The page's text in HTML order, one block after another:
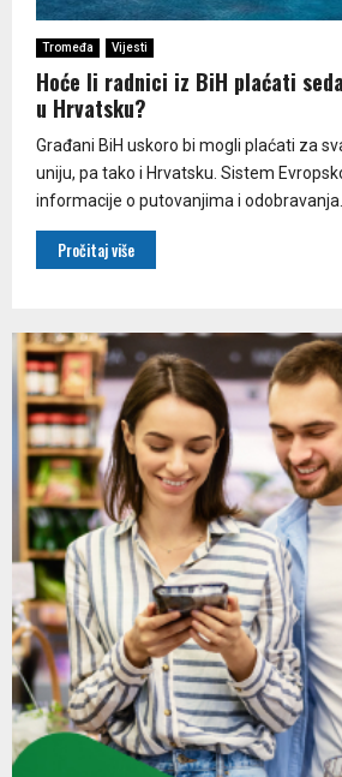
Tromeđa Vijesti
Hoće li radnici iz BiH plaćati
u Hrvatsku?
Građani BiH uskoro bi mogli plaćati za
uniju, pa tako i Hrvatsku. Sistem
informacije o putovanjima i odobravanja...
Pročitaj više